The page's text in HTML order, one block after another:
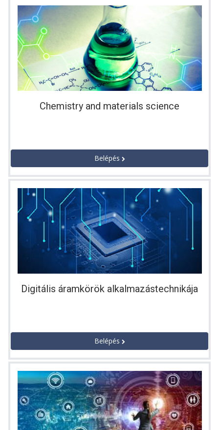
Chemistry and materials science
Belépés
Digitális áramkörök alkalmazástechnikája
Belépés